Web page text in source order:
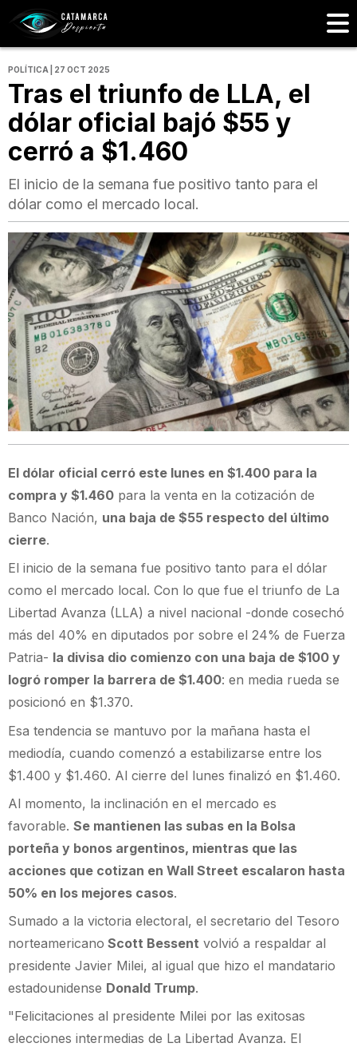
POLÍTICA | 27 OCT 2025
Tras el triunfo de LLA, el
dólar oficial bajó $55 y
cerró a $1.460
El inicio de la semana fue positivo tanto para el
dólar como el mercado local.
El dólar oficial cerró este lunes en $1.400 para la
compra y $1.460 para la venta en la cotización de
Banco Nación, una baja de $55 respecto del último
cierre.
El inicio de la semana fue positivo tanto para el dólar
como el mercado local. Con lo que fue el triunfo de La
Libertad Avanza (LLA) a nivel nacional -donde cosechó
más del 40% en diputados por sobre el 24% de Fuerza
Patria- la divisa dio comienzo con una baja de $100 y
logró romper la barrera de $1.400: en media rueda se
posicionó en $1.370.
Esa tendencia se mantuvo por la mañana hasta el
mediodía, cuando comenzó a estabilizarse entre los
$1.400 y $1.460. Al cierre del lunes finalizó en $1.460.
Al momento, la inclinación en el mercado es
favorable. Se mantienen las subas en la Bolsa
porteña y bonos argentinos, mientras que las
acciones que cotizan en Wall Street escalaron hasta
50% en los mejores casos.
Sumado a la victoria electoral, el secretario del Tesoro
norteamericano Scott Bessent volvió a respaldar al
presidente Javier Milei, al igual que hizo el mandatario
estadounidense Donald Trump.
"Felicitaciones al presidente Milei por las exitosas
elecciones intermedias de La Libertad Avanza. El